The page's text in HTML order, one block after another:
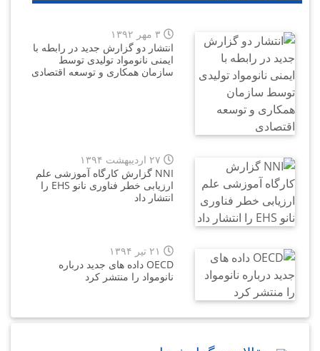
انتشار دو گزارش جدید در رابطه با
ایمنی نانومواد تولیدی توسط
سازمان همکاری و توسعه اقتصادی
NNI گزارش کارگاه آموزشی علم
ارزیابی خطر فناوری نانو EHS را
انتشار داد
OECD داده های جدید درباره
نانومواد را منتشر کرد